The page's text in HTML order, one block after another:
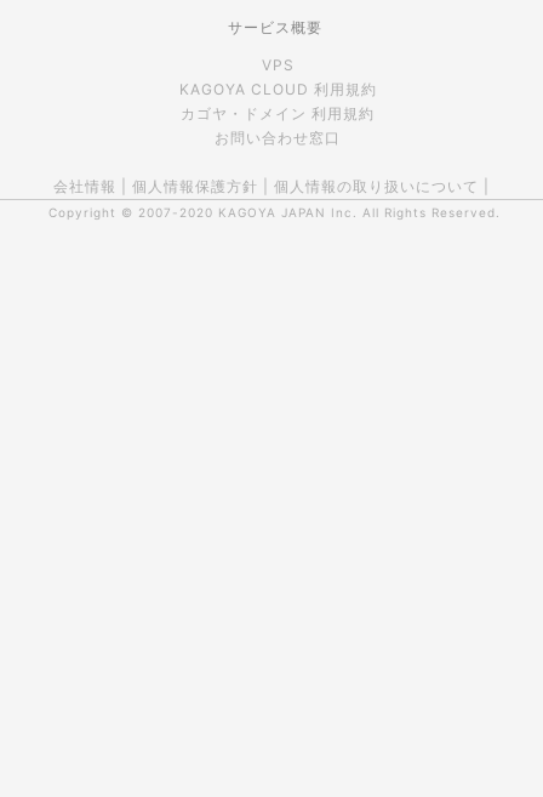
サービス概要
VPS
KAGOYA CLOUD 利用規約
カゴヤ・ドメイン 利用規約
お問い合わせ窓口
会社情報 個人情報保護方針 個人情報の取り扱いについて
Copyright © 2007-2020 KAGOYA JAPAN Inc. All Rights Reserved.